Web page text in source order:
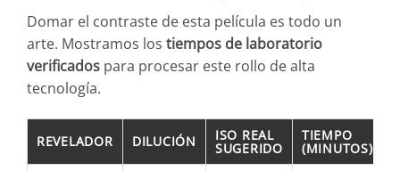
Domar el contraste de esta película es todo un
arte. Mostramos los tiempos de laboratorio
verificados para procesar este rollo de alta
tecnología.
REVELADOR DILUCIÓN ISO REAL
SUGERIDO
TIEMPO
(MINUTOS)